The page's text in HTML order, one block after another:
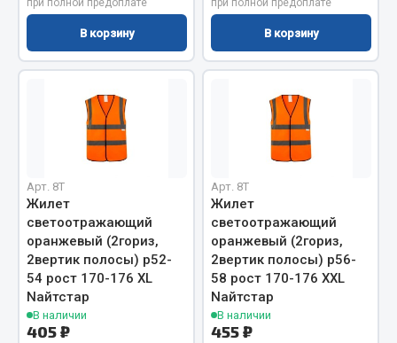
Вентиляторы кабины
Вымпела
Показать ещё
Весь раздел
Охладжающие жидкости
Технические жидкости
Весь раздел
при полной предоплате
В корзину
при полной предоплате
В корзину
Арт. 8T
Жилет
светоотражающий
оранжевый (2гориз,
2вертик полосы) р52-
54 рост 170-176 XL
Nайтстар
В наличии
405 ₽
Арт. 8T
Жилет
светоотражающий
оранжевый (2гориз,
2вертик полосы) р56-
58 рост 170-176 XXL
Nайтстар
В наличии
455 ₽